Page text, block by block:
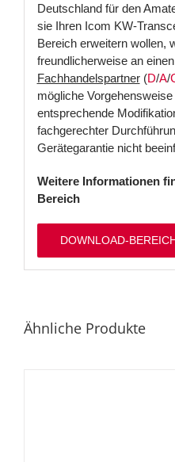
Deutschland für den
sie Ihren Icom KW-
Bereich erweitern wollen,
freundlicherweise an
Fachhandelspartner(D/A/
mögliche
entsprechende
fachgerechter
Gerätegarantie nicht
Weitere Informationen
Bereich
DOWNLOAD-
Ähnliche Produkte